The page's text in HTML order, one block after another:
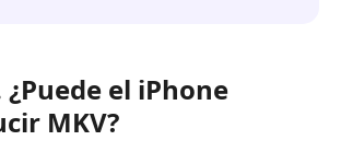
¿Puede el iPhone
MKV?